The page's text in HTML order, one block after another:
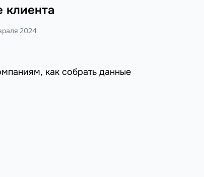
клиента
2024
как собрать данные